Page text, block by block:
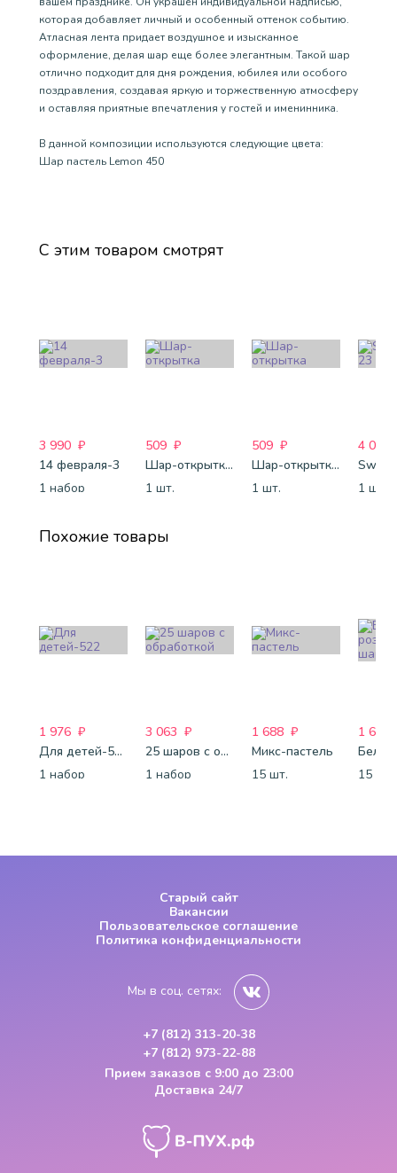
которая добавляет личный и особенный оттенок событию.
Атласная лента придает воздушное и изысканное
оформление, делая шар еще более элегантным. Такой шар
отлично подходит для дня рождения, юбилея или особого
поздравления, создавая яркую и торжественную атмосферу
и оставляя приятные впечатления у гостей и именинника.
В данной композиции используются следующие цвета:
Шар пастель Lemon 450
С этим товаром смотрят
3 990 ₽
14 февраля-3
1 набор
509 ₽
Шар-открытка "Звезда" (45 см) - 1
1 шт.
509 ₽
Шар-открытка "Сердце" (45 см) - 2
1 шт.
4 088
1 шт.
Похожие товары
1 976 ₽
Для детей-522
1 набор
3 063 ₽
25 шаров с обработкой
1 набор
1 688 ₽
Микс-пастель
15 шт.
1 688
15 шт.
Старый сайт
Вакансии
Пользовательское соглашение
Политика конфиденциальности
Мы в соц. сетях:
+7 (812) 313-20-38
+7 (812) 973-22-88
Прием заказов с 9:00 до 23:00
Доставка 24/7